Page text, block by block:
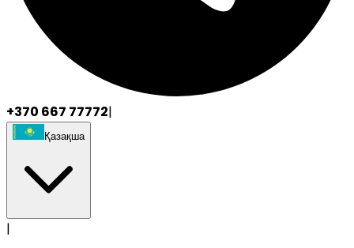
+370 667 77772|
Қазақша
|